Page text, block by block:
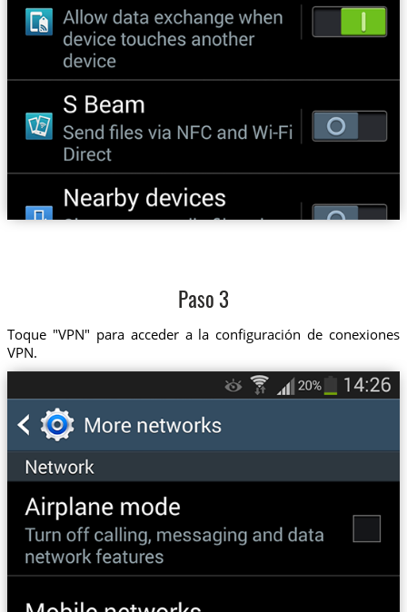
Paso 3
Toque "VPN" para acceder a la configuración de conexiones
VPN.